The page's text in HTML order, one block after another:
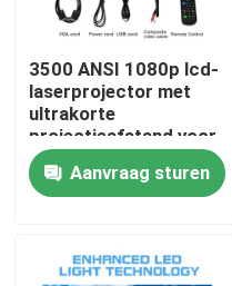
Thuis
Producten
Videos
3500 ANSI 1080p lcd-
laserprojector met
ultrakorte
projectieafstand voor
thuisbioscoop
Aanvraag sturen